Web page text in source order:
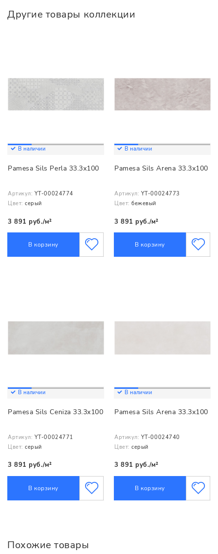
Другие товары коллекции
В наличии
Pamesa Sils Perla 33.3x100
Артикул: YT-00024774
Цвет: серый
3 891 руб./м²
В корзину
В наличии
Pamesa Sils Arena 33.3x100
Артикул: YT-00024773
Цвет: бежевый
3 891 руб./м²
В корзину
В наличии
Pamesa Sils Ceniza 33.3x100
Артикул: YT-00024771
Цвет: серый
3 891 руб./м²
В корзину
В наличии
Pamesa Sils Arena 33.3x100
Артикул: YT-00024740
Цвет: серый
3 891 руб./м²
В корзину
Похожие товары